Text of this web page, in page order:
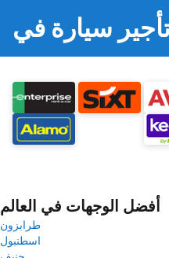
أفضل الوجهات في العالم
طرابزون
اسطنبول